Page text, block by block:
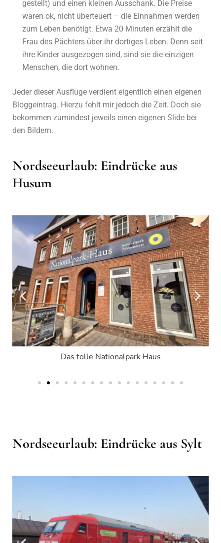
gestellt) und einen kleinen Ausschank. Die Preise
waren ok, nicht überteuert – die Einnahmen werden
zum Leben benötigt. Etwa 20 Minuten erzählt die
Frau des Pächters über ihr dortiges Leben. Denn seit
ihre Kinder ausgezogen sind, sind sie die einzigen
Menschen, die dort wohnen.
Jeder dieser Ausflüge verdient eigentlich einen eigenen
Bloggeintrag. Hierzu fehlt mir jedoch die Zeit. Doch sie
bekommen zumindest jeweils einen eigenen Slide bei
den Bildern.
Nordseeurlaub: Eindrücke aus
Husum
Das tolle Nationalpark Haus
Nordseeurlaub: Eindrücke aus Sylt